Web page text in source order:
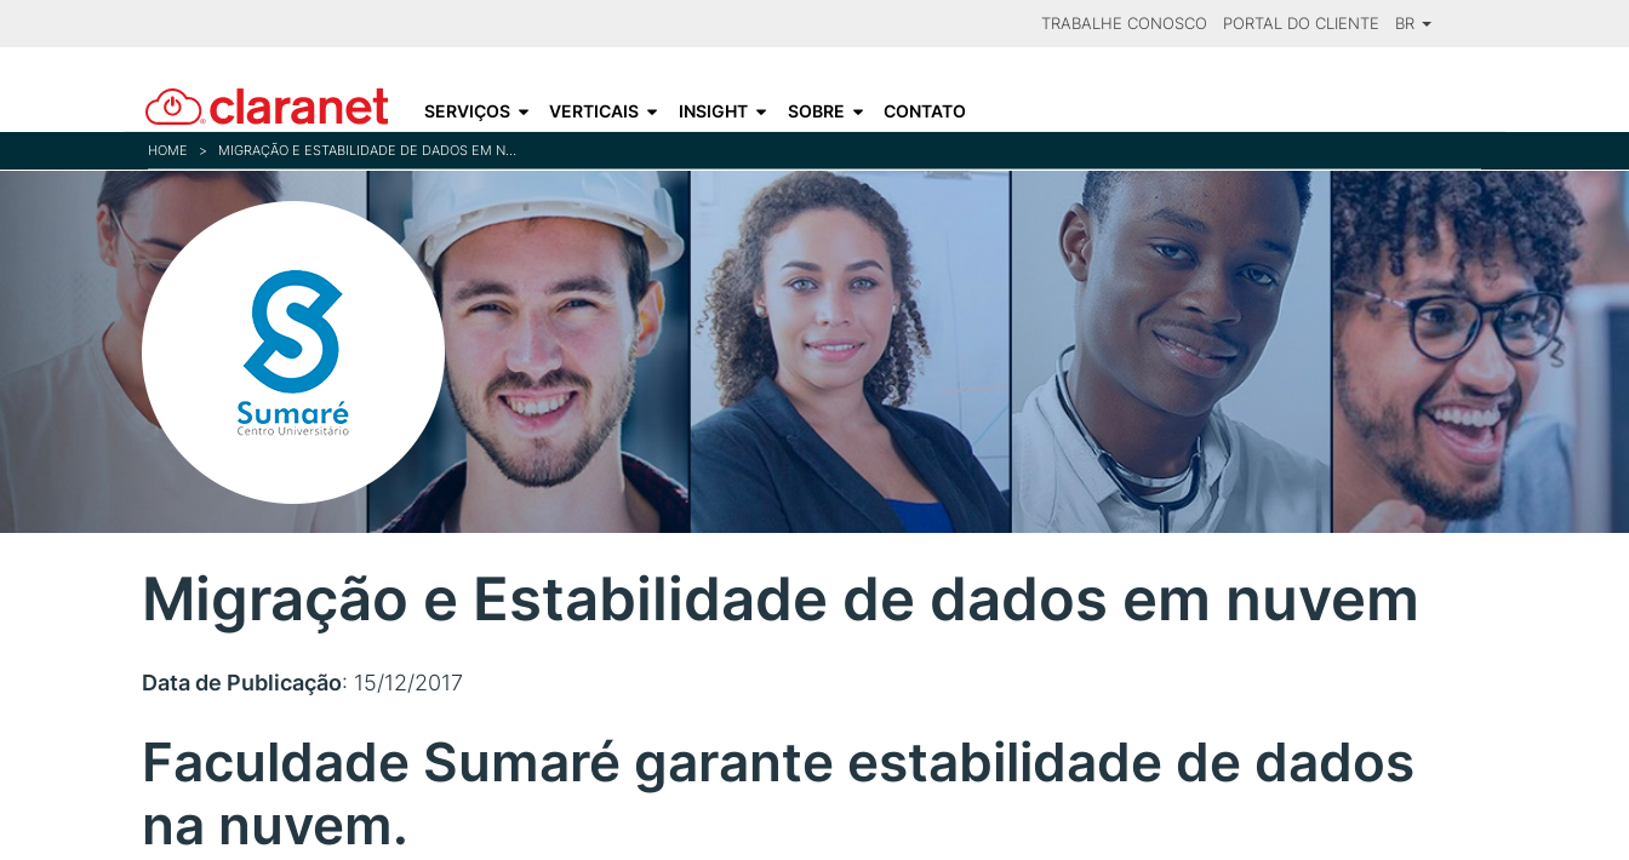
content
TRABALHE CONOSCO PORTAL DO CLIENTE BR
SERVIÇOS VERTICAIS INSIGHT SOBRE CONTATO
HOME > MIGRAÇÃO E ESTABILIDADE DE DADOS EM NUVEM
Migração e Estabilidade de dados em nuvem
Data de Publicação: 15/12/2017
Faculdade Sumaré garante estabilidade de dados
na nuvem.